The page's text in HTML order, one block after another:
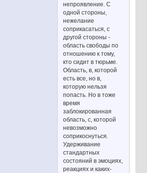
непроявление. С
одной стороны,
нежелание
соприкасаться, с
другой стороны -
область свободы по
отношению к тому,
кто сидит в тюрьме.
Область, в, которой
есть все, но в,
которую нельзя
попасть. Но в тоже
время
заблокированная
область, с, которой
невозможно
соприкоснуться.
Удерживание
стандартных
состояний в эмоциях,
реакциях и каких-